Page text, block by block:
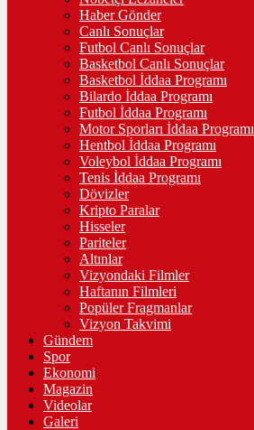
Haber Gönder
Canlı Sonuçlar
Futbol Canlı Sonuçlar
Basketbol Canlı Sonuçlar
Basketbol İddaa Programı
Bilardo İddaa Programı
Futbol İddaa Programı
Motor Sporları İddaa Programı
Hentbol İddaa Programı
Voleybol İddaa Programı
Tenis İddaa Programı
Dövizler
Kripto Paralar
Hisseler
Pariteler
Altınlar
Vizyondaki Filmler
Haftanın Filmleri
Popüler Fragmanlar
Vizyon Takvimi
Gündem
Spor
Ekonomi
Magazin
Videolar
Galeri